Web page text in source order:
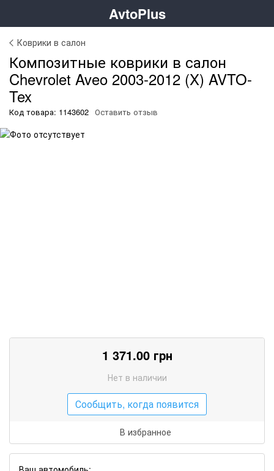
AvtoPlus
Коврики в салон
Композитные коврики в салон
Chevrolet Aveo 2003-2012 (X) AVTO-
Tex
Код товара: 1143602 Оставить отзыв
1 371.00грн
Нет в наличии
Сообщить, когда появится
В избранное